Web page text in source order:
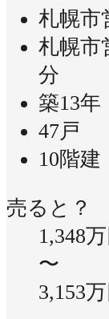
札幌市
札幌市
分
築13年
47戸
10階建
売ると？
1,348
〜
3,153